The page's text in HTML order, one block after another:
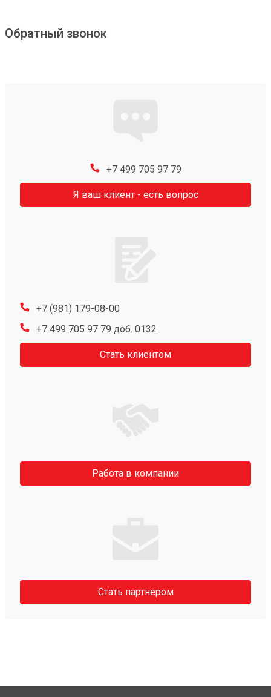
Обратный звонок
+7 499 705 97 79
Я ваш клиент - есть вопрос
+7 (981) 179-08-00
+7 499 705 97 79 доб. 0132
Стать клиентом
Работа в компании
Стать партнером